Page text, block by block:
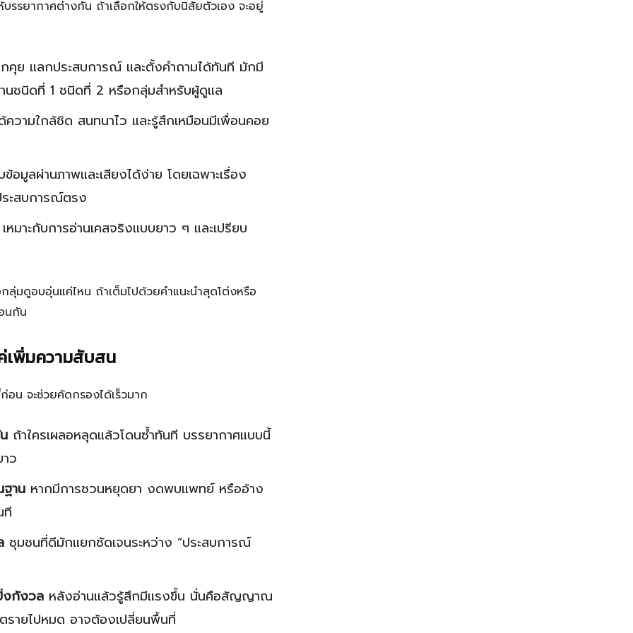
รรยากาศต่างกัน ถ้าเลือกให้ตรงกับนิสัยตัวเอง จะอยู่
คุย แลกประสบการณ์ และตั้งคำถามได้ทันที มักมี
านชนิดที่ 1 ชนิดที่ 2 หรือกลุ่มสำหรับผู้ดูแล
ความใกล้ชิด สนทนาไว และรู้สึกเหมือนมีเพื่อนคอย
อมูลผ่านภาพและเสียงได้ง่าย โดยเฉพาะเรื่อง
ระสบการณ์ตรง
หมาะกับการอ่านเคสจริงแบบยาว ๆ และเปรียบ
ลุ่มดูอบอุ่นแค่ไหน ถ้าเต็มไปด้วยคำแนะนำสุดโต่งหรือ
นกัน
เพิ่มความสับสน
น จะช่วยคัดกรองได้เร็วมาก
ถ้าใครเผลอหลุดแล้วโดนซ้ำทันที บรรยากาศแบบนี้
ว
าน หากมีการชวนหยุดยา งดพบแพทย์ หรืออ้าง
ที
ชุมชนที่ดีมักแยกชัดเจนระหว่าง “ประสบการณ์
งกังวล หลังอ่านแล้วรู้สึกมีแรงขึ้น นั่นคือสัญญาณ
ายไปหมด อาจต้องเปลี่ยนพื้นที่